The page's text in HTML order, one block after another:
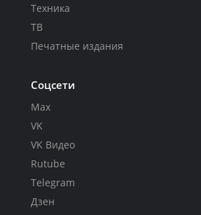
Техника
ТВ
Печатные издания
Соцсети
Max
VK
VK Видео
Rutube
Telegram
Дзен